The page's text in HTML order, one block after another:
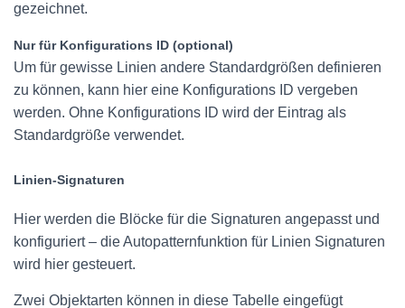
gezeichnet.
Nur für Konfigurations ID (optional)
Um für gewisse Linien andere Standardgrößen definieren
zu können, kann hier eine Konfigurations ID vergeben
werden. Ohne Konfigurations ID wird der Eintrag als
Standardgröße verwendet.
Linien-Signaturen
Hier werden die Blöcke für die Signaturen angepasst und
konfiguriert – die Autopatternfunktion für Linien Signaturen
wird hier gesteuert.
Zwei Objektarten können in diese Tabelle eingefügt